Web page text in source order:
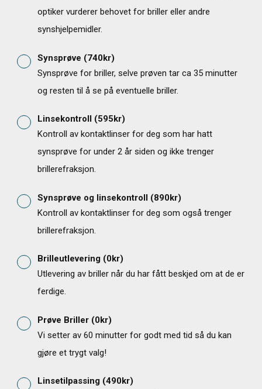
optiker vurderer behovet for briller eller andre
synshjelpemidler.
Synsprøve (740kr)
Synsprøve for briller, selve prøven tar ca 35 minutter
og resten til å se på eventuelle briller.
Linsekontroll (595kr)
Kontroll av kontaktlinser for deg som har hatt
synsprøve for under 2 år siden og ikke trenger
brillerefraksjon.
Synsprøve og linsekontroll (890kr)
Kontroll av kontaktlinser for deg som også trenger
brillerefraksjon.
Brilleutlevering (0kr)
Utlevering av briller når du har fått beskjed om at de er
ferdige.
Prøve Briller (0kr)
Vi setter av 60 minutter for godt med tid så du kan
gjøre et trygt valg!
Linsetilpassing (490kr)